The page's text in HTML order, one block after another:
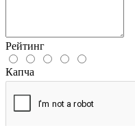
Рейтинг
Капча